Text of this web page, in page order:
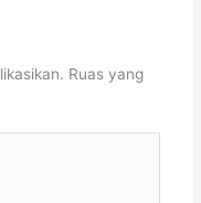
Ruas yang